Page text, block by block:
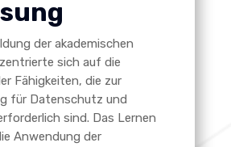
der akademischen
sich auf die
Fähigkeiten, die zur
für Datenschutz und
sind. Das Lernen
Anwendung der